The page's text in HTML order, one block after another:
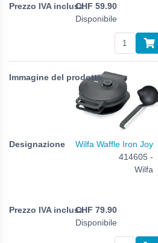
CHF 59.90
Disponibile
Wilfa Waffle Iron Joy
414605 -
Wilfa
CHF 79.90
Disponibile